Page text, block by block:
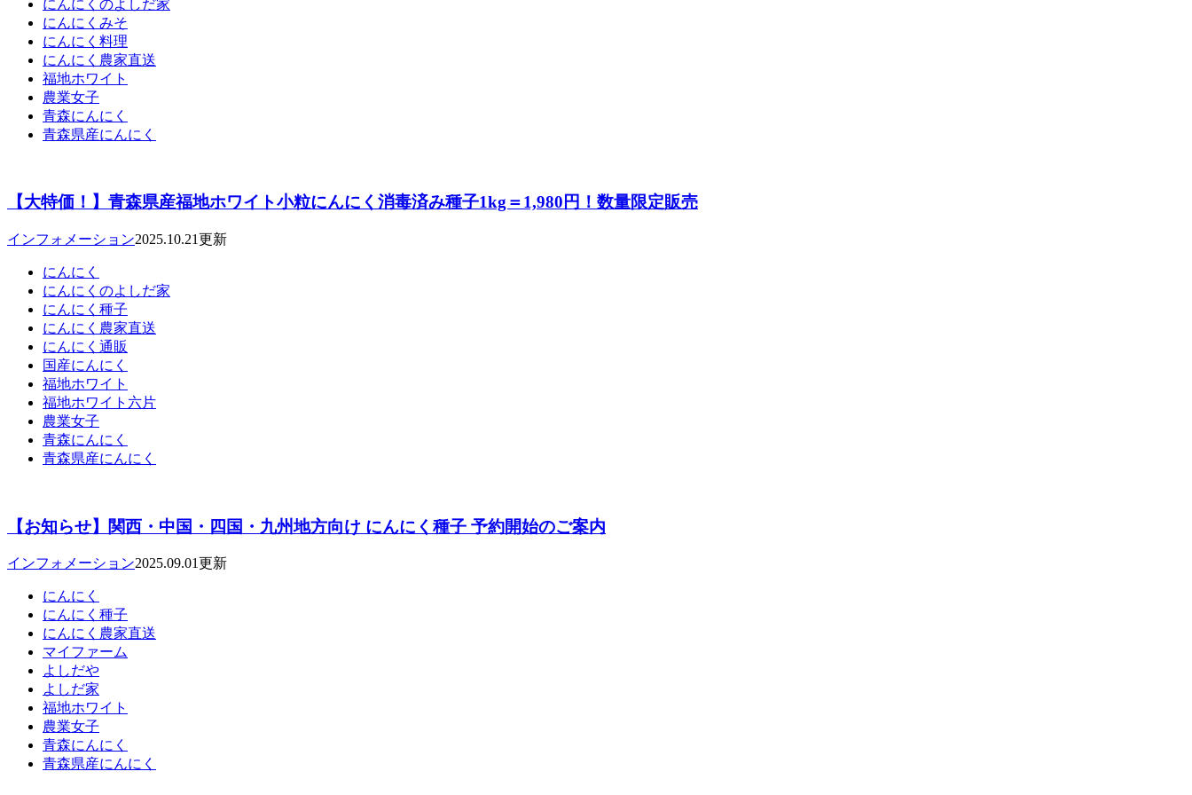
にんにくのよしだ家
にんにくみそ
にんにく料理
にんにく農家直送
福地ホワイト
農業女子
青森にんにく
青森県産にんにく
【大特価！】青森県産福地ホワイト小粒にんにく消毒済み種子1kg＝1,980円！数量限定販売
インフォメーション2025.10.21更新
にんにく
にんにくのよしだ家
にんにく種子
にんにく農家直送
にんにく通販
国産にんにく
福地ホワイト
福地ホワイト六片
農業女子
青森にんにく
青森県産にんにく
【お知らせ】関西・中国・四国・九州地方向け にんにく種子 予約開始のご案内
インフォメーション2025.09.01更新
にんにく
にんにく種子
にんにく農家直送
マイファーム
よしだや
よしだ家
福地ホワイト
農業女子
青森にんにく
青森県産にんにく